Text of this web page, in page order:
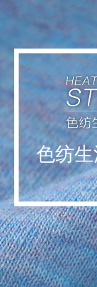
轻运
过日
补给
生活本
心。
色纺